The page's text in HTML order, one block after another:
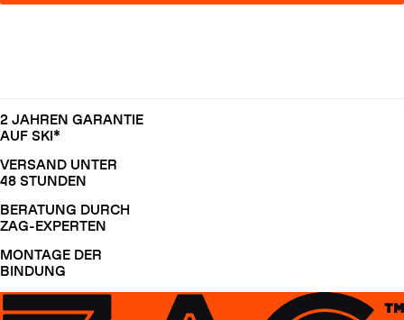
2 JAHREN GARANTIE
AUF SKI*
VERSAND UNTER
48 STUNDEN
BERATUNG DURCH
ZAG-EXPERTEN
MONTAGE DER
BINDUNG